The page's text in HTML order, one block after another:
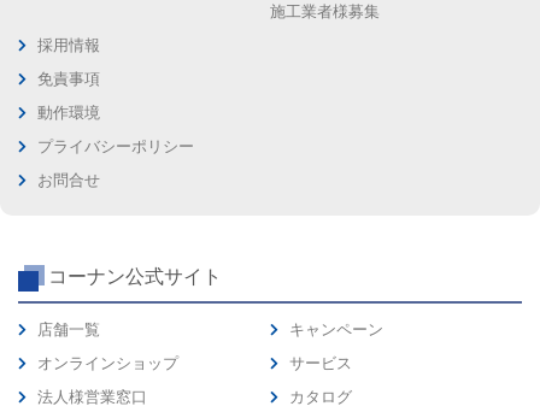
施工業者様募集
採用情報
免責事項
動作環境
プライバシーポリシー
お問合せ
コーナン公式サイト
店舗一覧
オンラインショップ
法人様営業窓口
キャンペーン
サービス
カタログ